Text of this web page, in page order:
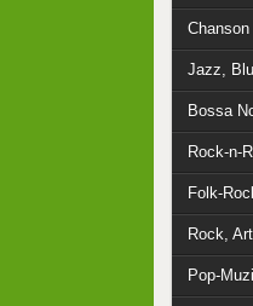
Chanson
Jazz,
Bossa
Rock-n-
Folk-
Rock,
Pop-